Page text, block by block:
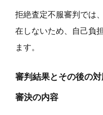
拒絶査定不服審判では
在しないため、自己負
ます。
審判結果とその後の
審決の内容